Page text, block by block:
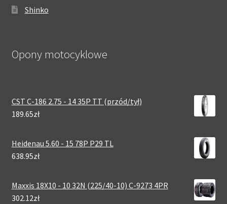
Shinko
Opony motocyklowe
CST C-186 2.75 - 14 35P TT (przód/tył)
189.65zł
Heidenau 5.60 - 15 78P P29 TL
638.95zł
Maxxis 18X10 - 10 32N (225/40-10) C-9273 4PR
302.12zł